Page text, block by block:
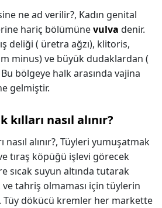
ne ad verilir?, Kadın genital
hariç bölümünevulva denir.
deliği ( üretra ağzı), klitoris,
minus) ve büyük dudaklardan (
bölgeye halk arasında vajina
gelmiştir.
kılları nasıl alınır?
nasıl alınır?, Tüyleri yumuşatmak
tıraş köpüğü işlevi görecek
sıcak suyun altında tutarak
ve tahriş olmaması için tüylerin
Tüy dökücü kremler her markette